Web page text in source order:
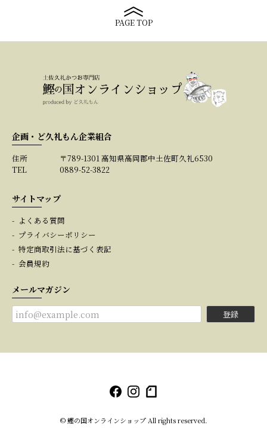
PAGE TOP
企画・ど久礼もん企業組合
住所
〒789-1301 高知県高岡郡中土佐町久礼6530
TEL
0889-52-3822
サイトマップ
よくある質問
プライバシーポリシー
特定商取引法に基づく表記
会員規約
メールマガジン
登録
© 鰹の国オンラインショップ All rights reserved.